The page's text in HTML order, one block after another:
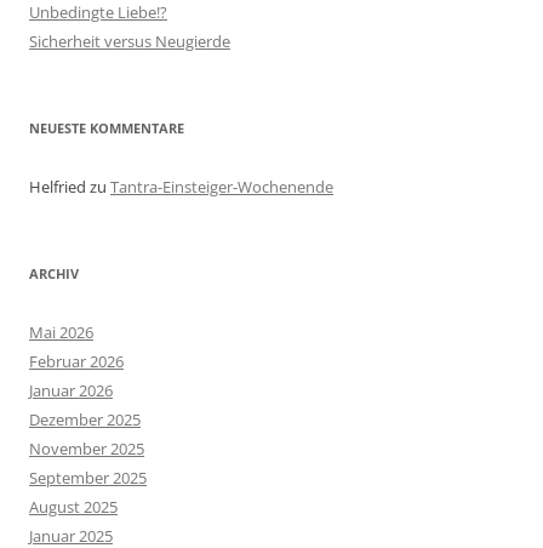
Unbedingte Liebe!?
Sicherheit versus Neugierde
NEUESTE KOMMENTARE
Helfried zu Tantra-Einsteiger-Wochenende
ARCHIV
Mai 2026
Februar 2026
Januar 2026
Dezember 2025
November 2025
September 2025
August 2025
Januar 2025